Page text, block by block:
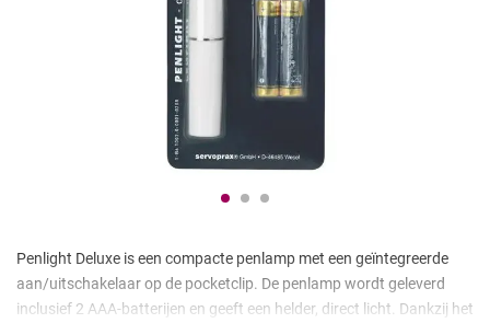
Penlight Deluxe is een compacte penlamp met een geïntegreerde
aan/uitschakelaar op de pocketclip. De penlamp wordt geleverd
inclusief 2 AAA-batterijen en geeft een helder, direct licht. Dankzij het